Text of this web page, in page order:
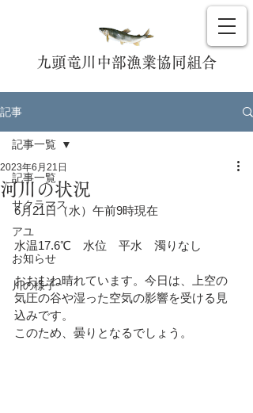
九頭竜川中部漁業協同組合
記事
記事一覧
サクラマス
アユ
お知らせ
川の様子
記事一覧
河川の状況
2023年6月21日
6月21日（水）午前9時現在
水温17.6℃　水位　平水　濁りなし
おおむね晴れています。今日は、上空の
気圧の谷や湿った空気の影響を受ける見
込みです。
このため、曇りとなるでしょう。